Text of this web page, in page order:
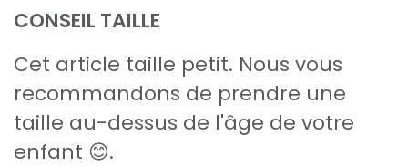
CONSEIL TAILLE
Cet article taille petit. Nous vous
recommandons de prendre une
taille au-dessus de l'âge de votre
enfant 😊.